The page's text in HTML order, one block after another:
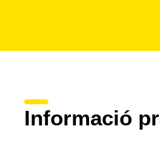
Informació